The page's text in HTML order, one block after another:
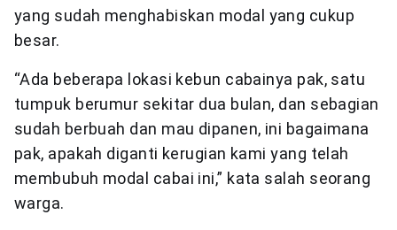
yang sudah menghabiskan modal yang cukup
besar.
“Ada beberapa lokasi kebun cabainya pak, satu
tumpuk berumur sekitar dua bulan, dan sebagian
sudah berbuah dan mau dipanen, ini bagaimana
pak, apakah diganti kerugian kami yang telah
membubuh modal cabai ini,” kata salah seorang
warga.